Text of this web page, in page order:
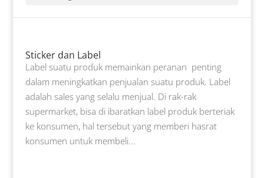
Sticker dan Label
Label suatu produk memainkan peranan penting
dalam meningkatkan penjualan suatu produk. Label
adalah sales yang selalu menjual. Di rak-rak
supermarket, bisa di ibaratkan label produk berteriak
ke konsumen, hal tersebut yang memberi hasrat
konsumen untuk membeli...